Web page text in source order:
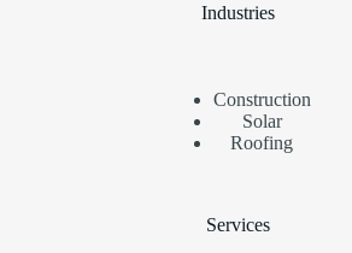
Industries
Construction
Solar
Roofing
Services